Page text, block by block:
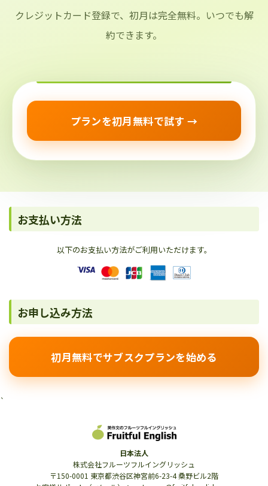
クレジットカード登録で、初月は完全無料。いつでも解
約できます。
プランを初月無料で試す →
お支払い方法
以下のお支払い方法がご利用いただけます。
お申し込み方法
初月無料でサブスクプランを始める
`
日本法人
株式会社フルーツフルイングリッシュ
〒150-0001 東京都渋谷区神宮前6-23-4 桑野ビル2階